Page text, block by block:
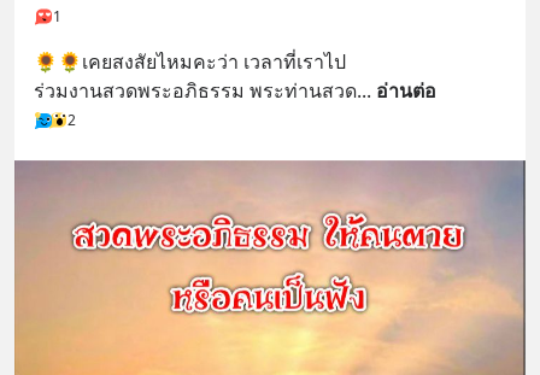
1
🌻🌻เคยสงสัยไหมคะว่า เวลาที่เราไป
ร่วมงานสวดพระอภิธรรม พระท่านสวด... อ่านต่อ
2